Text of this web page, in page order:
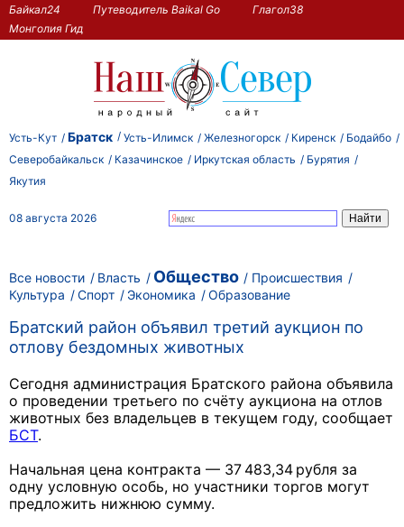
Байкал24 Путеводитель Baikal Go
Глагол38
Монголия Гид
Усть-Кут Братск Усть-Илимск Железногорск Киренск
Бодайбо
Северобайкальск
Казачинское Иркутская область
Бурятия
Якутия
08 августа 2026
Все новости Власть Общество
Происшествия
Культура
Спорт Экономика Образование
Братский район объявил третий аукцион по
отлову бездомных животных
Сегодня администрация Братского района объявила
о проведении третьего по счёту аукциона на отлов
животных без владельцев в текущем году, сообщает
БСТ.
Начальная цена контракта — 37 483,34 рубля за
одну условную особь, но участники торгов могут
предложить нижнюю сумму.